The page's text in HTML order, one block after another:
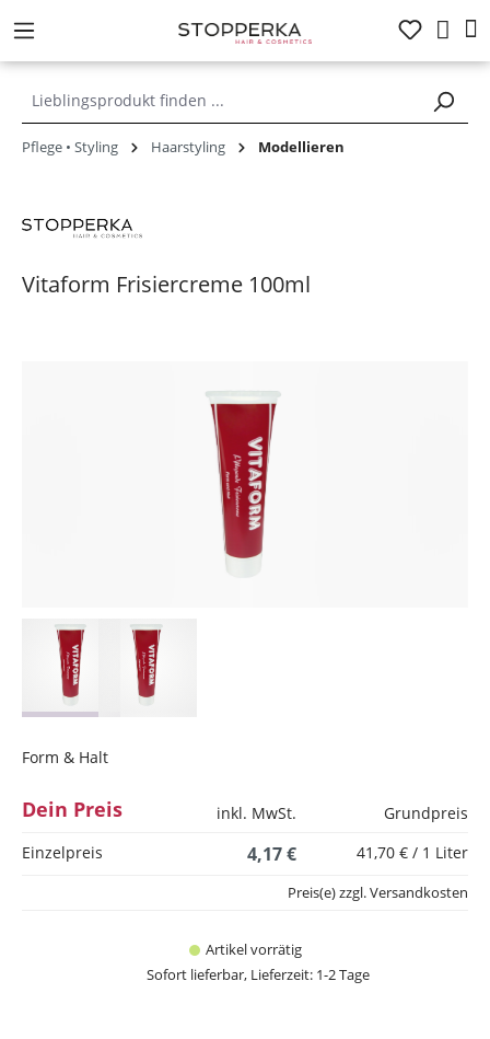
springen
Pflege • Styling Haarstyling Modellieren
Vitaform Frisiercreme 100ml
Form & Halt
Dein Preis inkl. MwSt.
Grundpreis
Einzelpreis
4,17 € 41,70 € / 1 Liter
Artikel vorrätig
Sofort lieferbar, Lieferzeit: 1-2 Tage
Preis(e) zzgl. Versandkosten